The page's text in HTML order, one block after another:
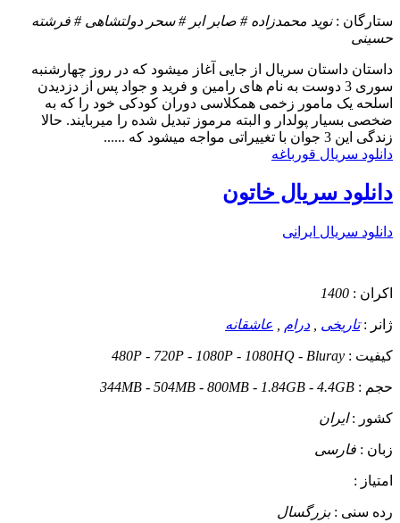
ستارگان :نوید محمدزاده # صابر ابر # سحر دولتشاهی # فرشته
حسینی
داستان داستان سریال از جایی آغاز میشود که در روز چهارشنبه
سوری 3 دوست به نام های رامین و فرید و جواد پس از دزدیدن
اسلحه یک مامور زخمی همکلاسی دوران کودکی خود را که به
ضخصی بسیار پولدار و البته مرموز تبدیل شده را میربایند. حالا
زندگی این 3 جوان با تغییراتی مواجه میشود که ......
دانلود سریال قورباغه
دانلود سریال خاتون
دانلود سریال ایرانی
اکران : 1400
ژانر :تاریخی درام عاشقانه
کیفیت : 480P - 720P - 1080P - 1080HQ - Bluray
حجم : 344MB - 504MB - 800MB - 1.84GB - 4.4GB
کشور :ایران
زبان : فارسی
امتیاز :
رده سنی :بزرگسال